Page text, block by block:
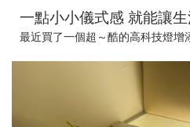
一點小小儀式感 就能讓生
最近買了一個超～酷的高科技燈增